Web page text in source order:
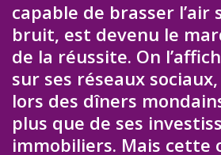
capable de brasser l’air
bruit, est devenu le
de la réussite. On
sur ses réseaux
lors des dîners
plus que de ses
immobiliers. Mais cette